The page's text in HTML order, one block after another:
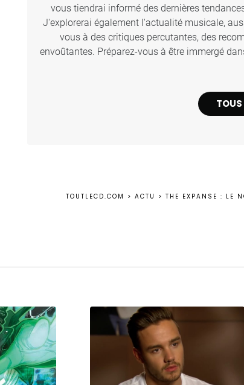
vous tiendrai informé des dernières
J'explorerai également l'actualité musicale,
vous à des critiques percutantes, des
envoûtantes. Préparez-vous à être immergé
TOUS
TOUTLECD.COM > ACTU > THE EXPANSE : LE